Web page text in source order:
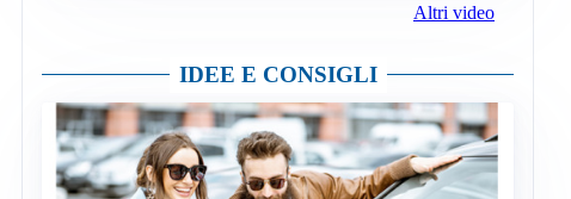
Altri video
IDEE E CONSIGLI